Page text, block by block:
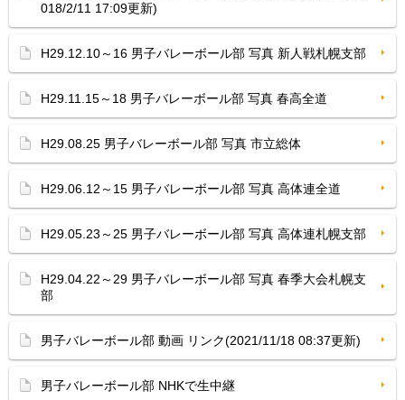
018/2/11 17:09更新)
H29.12.10～16 男子バレーボール部 写真 新人戦札幌支部
H29.11.15～18 男子バレーボール部 写真 春高全道
H29.08.25 男子バレーボール部 写真 市立総体
H29.06.12～15 男子バレーボール部 写真 高体連全道
H29.05.23～25 男子バレーボール部 写真 高体連札幌支部
H29.04.22～29 男子バレーボール部 写真 春季大会札幌支
部
男子バレーボール部 動画 リンク(2021/11/18 08:37更新)
男子バレーボール部 NHKで生中継